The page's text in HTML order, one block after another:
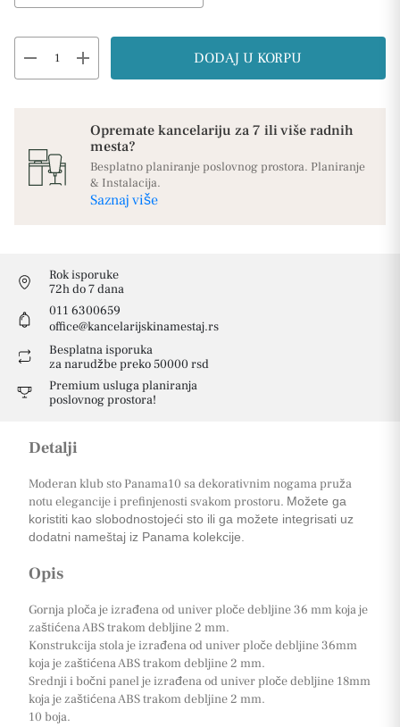
remove add DODAJ U KORPU
Opremate kancelariju za 7 ili više radnih
mesta?
Besplatno planiranje poslovnog prostora. Planiranje
& Instalacija.
Saznaj više
Rok isporuke
72h do 7 dana
011 6300659
office@kancelarijskinamestaj.rs
Besplatna isporuka
za narudžbe preko 50000 rsd
Premium usluga planiranja
poslovnog prostora!
Detalji
Moderan klub sto Panama10 sa dekorativnim nogama pruža
notu elegancije i prefinjenosti svakom prostoru. Možete ga
koristiti kao slobodnostojeći sto ili ga možete integrisati uz
dodatni nameštaj iz Panama kolekcije.
Opis
Gornja ploča je izrađena od univer ploče debljine 36 mm koja je
zaštićena ABS trakom debljine 2 mm.
Konstrukcija stola je izrađena od univer ploče debljine 36mm
koja je zaštićena ABS trakom debljine 2 mm.
Srednji i bočni panel je izrađena od univer ploče debljine 18mm
koja je zaštićena ABS trakom debljine 2 mm.
10 boja.